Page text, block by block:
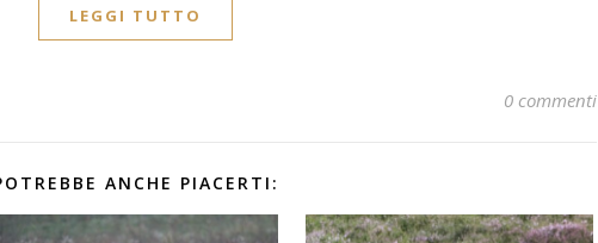
LEGGI TUTTO
0 commenti
ANCHE PIACERTI: